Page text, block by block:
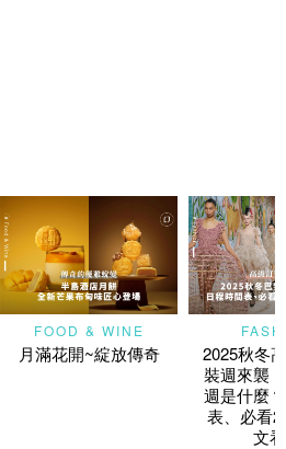
FOOD & WINE
月滿花開~綻放傳奇
2025秋冬
裝週來襲
週是什麼
表、必看
文